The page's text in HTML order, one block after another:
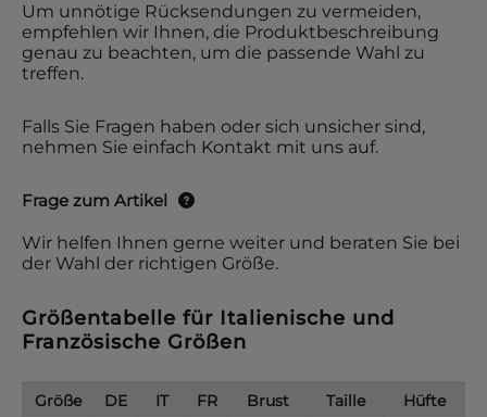
Um unnötige Rücksendungen zu vermeiden,
empfehlen wir Ihnen, die Produktbeschreibung
genau zu beachten, um die passende Wahl zu
treffen.
Falls Sie Fragen haben oder sich unsicher sind,
nehmen Sie einfach Kontakt mit uns auf.
Frage zum Artikel
Wir helfen Ihnen gerne weiter und beraten Sie bei
der Wahl der richtigen Größe.
Größentabelle für Italienische und
Französische Größen
Größe DE IT FR Brust Taille
Hüfte